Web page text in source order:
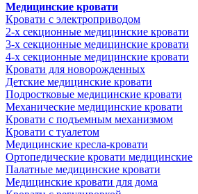
Медицинские кровати
Кровати с электроприводом
2-х секционные медицинские кровати
3-х секционные медицинские кровати
4-х секционные медицинские кровати
Кровати для новорожденных
Детские медицинские кровати
Подростковые медицинские кровати
Механические медицинские кровати
Кровати с подъемным механизмом
Кровати с туалетом
Медицинские крeсла-кровати
Ортопедические кровати медицинские
Палатные медицинские кровати
Медицинские кровати для дома